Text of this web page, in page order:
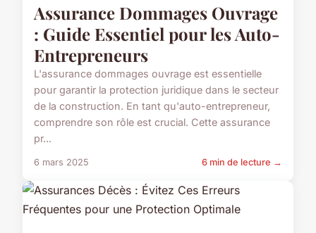
Assurance Dommages Ouvrage
: Guide Essentiel pour les Auto-
Entrepreneurs
L'assurance dommages ouvrage est essentielle
pour garantir la protection juridique dans le secteur
de la construction. En tant qu'auto-entrepreneur,
comprendre son rôle est crucial. Cette assurance
pr...
6 mars 2025 6 min de lecture →